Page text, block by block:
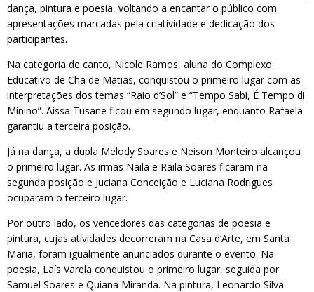
dança, pintura e poesia, voltando a encantar o público com
apresentações marcadas pela criatividade e dedicação dos
participantes.
Na categoria de canto, Nicole Ramos, aluna do Complexo
Educativo de Chã de Matias, conquistou o primeiro lugar com as
interpretações dos temas “Raio d’Sol” e “Tempo Sabi, É Tempo di
Minino”. Aissa Tusane ficou em segundo lugar, enquanto Rafaela
garantiu a terceira posição.
Já na dança, a dupla Melody Soares e Neison Monteiro alcançou
o primeiro lugar. As irmãs Naila e Raila Soares ficaram na
segunda posição e Juciana Conceição e Luciana Rodrigues
ocuparam o terceiro lugar.
Por outro lado, os vencedores das categorias de poesia e
pintura, cujas atividades decorreram na Casa d’Arte, em Santa
Maria, foram igualmente anunciados durante o evento. Na
poesia, Laís Varela conquistou o primeiro lugar, seguida por
Samuel Soares e Quiana Miranda. Na pintura, Leonardo Silva